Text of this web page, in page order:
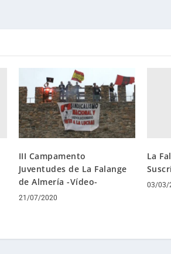
III Campamento
Juventudes de La Falange
de Almería -Vídeo-
21/07/2020
La
03/03/